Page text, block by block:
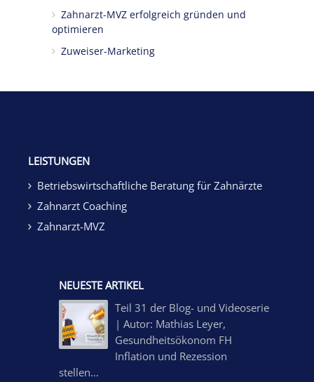
Zahnarzt-MVZ erfolgreich gründen und
optimieren
Zuweiser-Marketing
LEISTUNGEN
Betriebswirtschaftliche Beratung für Zahnärzte
Zahnarzt Coaching
Zahnarzt-MVZ
NEUESTE ARTIKEL
Teil 31 der Blog- und Videoserie
| Autor: Mathias Leyer,
Gesundheitsökonom FH
Inflation und Rezession
stellen…